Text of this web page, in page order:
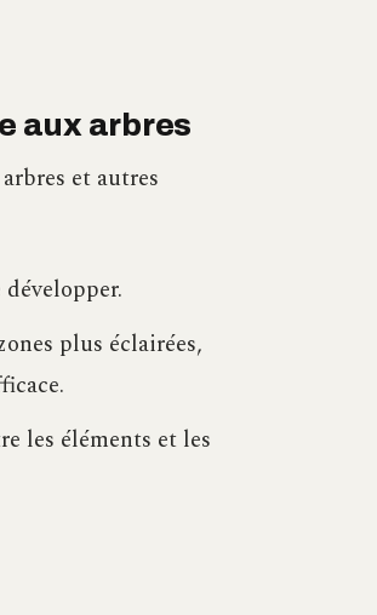
aux arbres
et autres
plus éclairées,
les éléments et les